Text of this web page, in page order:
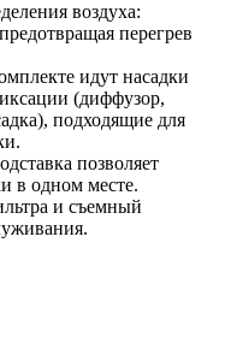
воздуха:
перегрев
идут насадки
(диффузор,
подходящие для
позволяет
в одном месте.
и съемный